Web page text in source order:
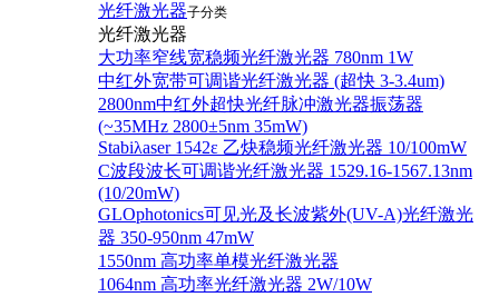
光纤激光器子分类
光纤激光器
大功率窄线宽稳频光纤激光器 780nm 1W
中红外宽带可调谐光纤激光器 (超快 3-3.4um)
2800nm中红外超快光纤脉冲激光器振荡器
(~35MHz 2800±5nm 35mW)
Stabiλaser 1542ε 乙炔稳频光纤激光器 10/100mW
C波段波长可调谐光纤激光器 1529.16-1567.13nm
(10/20mW)
GLOphotonics可见光及长波紫外(UV-A)光纤激光
器 350-950nm 47mW
1550nm 高功率单模光纤激光器
1064nm 高功率光纤激光器 2W/10W